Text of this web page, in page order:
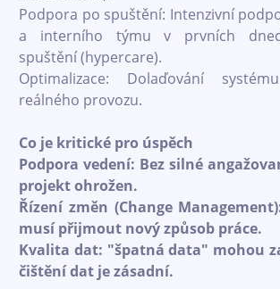
Podpora po spuštění: Intenzivní
a interního týmu v prvních
spuštění (hypercare).
Optimalizace: Dolaďování
reálného provozu.
Co je kritické pro úspěch
Podpora vedení: Bez silné
projekt ohrožen.
Řízení změn (Change
musí přijmout nový způsob práce.
Kvalita dat: "špatná data" mohou
čištění dat je zásadní.